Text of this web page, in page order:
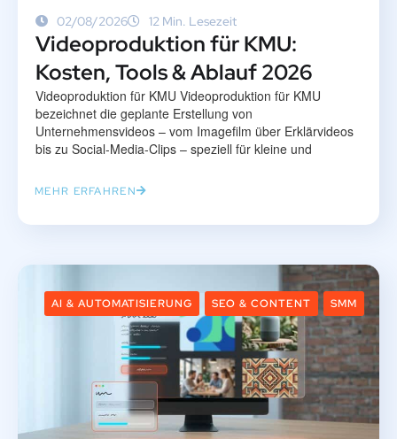
02/08/2026 12 Min. Lesezeit
Videoproduktion für KMU:
Kosten, Tools & Ablauf 2026
Videoproduktion für KMU Videoproduktion für KMU
bezeichnet die geplante Erstellung von
Unternehmensvideos – vom Imagefilm über Erklärvideos
bis zu Social-Media-Clips – speziell für kleine und
MEHR ERFAHREN
AI & AUTOMATISIERUNG SEO & CONTENT SMM